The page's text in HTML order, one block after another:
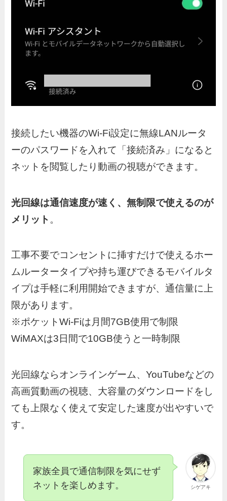
接続したい機器のWi-Fi設定に無線LANルータ
ーのパスワードを入れて「接続済み」になると
ネットを閲覧したり動画の視聴ができます。
光回線は通信速度が速く、無制限で使えるのが
メリット 。
工事不要でコンセントに挿すだけで使えるホー
ムルータータイプや持ち運びできるモバイルタ
イプは手軽に利用開始できますが、通信量に上
限があります。
※ポケットWi-Fiは月間7GB使用で制限
WiMAXは3日間で10GB使うと一時制限
光回線ならオンラインゲーム、YouTubeなどの
高画質動画の視聴、大容量のダウンロードをし
ても上限なく使えて安定した速度が出やすいで
す。
シゲアキ
家族全員で通信制限を気にせず
ネットを楽しめます。